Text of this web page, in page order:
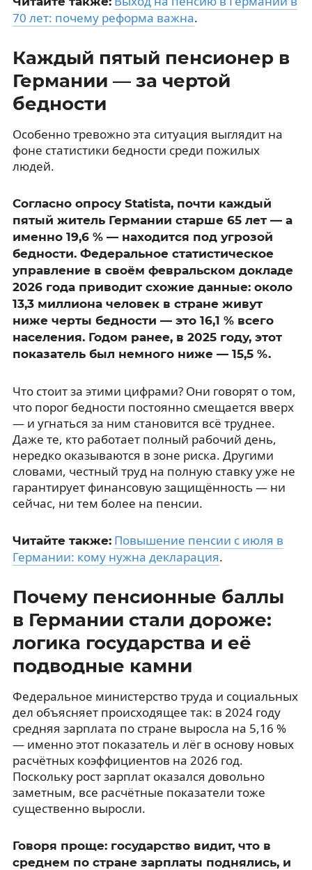
70 лет: почему реформа важна.
Каждый пятый пенсионер в
Германии — за чертой
бедности
Особенно тревожно эта ситуация выглядит на
фоне статистики бедности среди пожилых
людей.
Согласно опросу Statista, почти каждый
пятый житель Германии старше 65 лет — а
именно 19,6 % — находится под угрозой
бедности. Федеральное статистическое
управление в своём февральском докладе
2026 года приводит схожие данные: около
13,3 миллиона человек в стране живут
ниже черты бедности — это 16,1 % всего
населения. Годом ранее, в 2025 году, этот
показатель был немного ниже — 15,5 %.
Что стоит за этими цифрами? Они говорят о том,
что порог бедности постоянно смещается вверх
— и угнаться за ним становится всё труднее.
Даже те, кто работает полный рабочий день,
нередко оказываются в зоне риска. Другими
словами, честный труд на полную ставку уже не
гарантирует финансовую защищённость — ни
сейчас, ни тем более на пенсии.
Читайте также: Повышение пенсии с июля в
Германии: кому нужна декларация.
Почему пенсионные баллы
в Германии стали дороже:
логика государства и её
подводные камни
Федеральное министерство труда и социальных
дел объясняет происходящее так: в 2024 году
средняя зарплата по стране выросла на 5,16 %
— именно этот показатель и лёг в основу новых
расчётных коэффициентов на 2026 год.
Поскольку рост зарплат оказался довольно
заметным, все расчётные показатели тоже
существенно выросли.
Говоря проще: государство видит, что в
среднем по стране зарплаты поднялись, и